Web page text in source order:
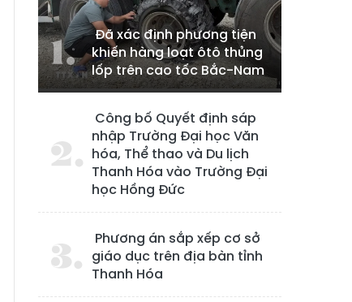
Đã xác định phương tiện
khiến hàng loạt ôtô thủng
lốp trên cao tốc Bắc-Nam
Công bố Quyết định sáp
nhập Trường Đại học Văn
hóa, Thể thao và Du lịch
Thanh Hóa vào Trường Đại
học Hồng Đức
Phương án sắp xếp cơ sở
giáo dục trên địa bàn tỉnh
Thanh Hóa